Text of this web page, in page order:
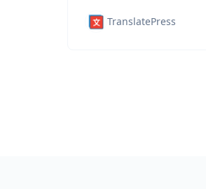
TranslatePress